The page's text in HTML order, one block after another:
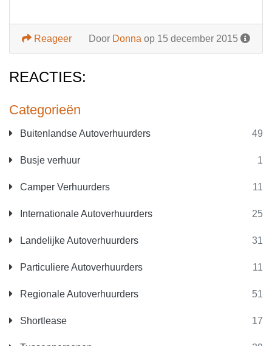
Categorieën
Buitenlandse Autoverhuurders 49
Busje verhuur 1
Camper Verhuurders 11
Internationale Autoverhuurders 25
Landelijke Autoverhuurders 31
Particuliere Autoverhuurders 11
Regionale Autoverhuurders 51
Shortlease 17
Door Donna op 15 december 2015
Reageer
REACTIES: